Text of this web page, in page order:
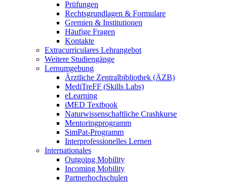
Prüfungen
Rechtsgrundlagen & Formulare
Gremien & Institutionen
Häufige Fragen
Kontakte
Extracurriculares Lehrangebot
Weitere Studiengänge
Lernumgebung
Ärztliche Zentralbibliothek (ÄZB)
MediTreFF (Skills Labs)
eLearning
iMED Textbook
Naturwissenschaftliche Crashkurse
Mentoringprogramm
SimPat-Programm
Interprofessionelles Lernen
Internationales
Outgoing Mobility
Incoming Mobility
Partnerhochschulen